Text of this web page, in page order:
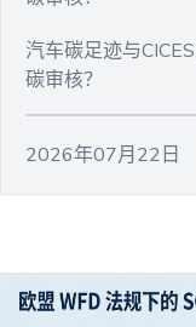
汽车碳足迹与
碳审核？
2026年07月22日